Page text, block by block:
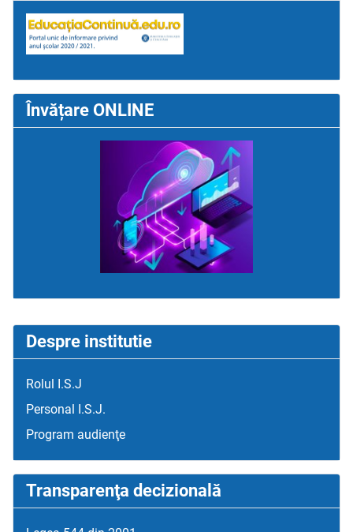
Despre institutie
Rolul I.S.J
Personal I.S.J.
Program audienţe
Transparenţa decizională
Învățare ONLINE